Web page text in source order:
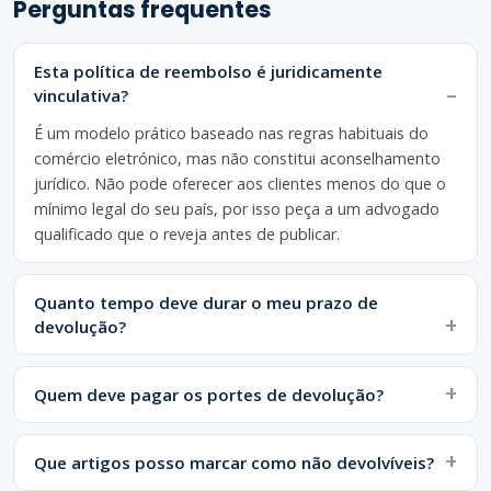
número de encomenda e os artigos que pretende
devolver. Iremos fornecer instruções e, quando
aplicável, uma morada de devolução. Por favor,
não envie os artigos antes de nos contactar.
6. Custos de envio da devolução
É responsável por pagar o custo do envio da
devolução. Os custos de envio originais não são
reembolsáveis. Se devolver um artigo
defeituoso, danificado ou incorreto,
suportaremos o custo do envio da devolução.
7. Reembolsos
devolução, comunicaremos o resultado. Os
reembolsos aprovados são emitidos para o seu
método de pagamento original no prazo de 14
pagamentos, o reembolso pode demorar alguns
8. Trocas
Perguntas frequentes
Esta política de reembolso é juridicamente
vinculativa?
É um modelo prático baseado nas regras habituais do
comércio eletrónico, mas não constitui aconselhamento
jurídico. Não pode oferecer aos clientes menos do que o
mínimo legal do seu país, por isso peça a um advogado
qualificado que o reveja antes de publicar.
Quanto tempo deve durar o meu prazo de
devolução?
Quem deve pagar os portes de devolução?
Que artigos posso marcar como não devolvíveis?